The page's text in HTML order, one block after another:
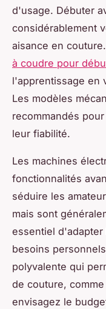
d'usage. Débuter
considérablement
aisance en
à coudre pour
l'apprentissage en
Les modèles
recommandés
leur fiabilité.
Les machines
fonctionnalités
séduire les
mais sont
essentiel
besoins
polyvalente qui
de couture,
envisagez le